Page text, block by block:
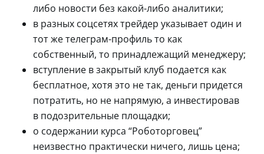
либо новости без какой-либо аналитики;
в разных соцсетях трейдер указывает один и
тот же телеграм-профиль то как
собственный, то принадлежащий менеджеру;
вступление в закрытый клуб подается как
бесплатное, хотя это не так, деньги придется
потратить, но не напрямую, а инвестировав
в подозрительные площадки;
о содержании курса “Роботорговец”
неизвестно практически ничего, лишь цена;